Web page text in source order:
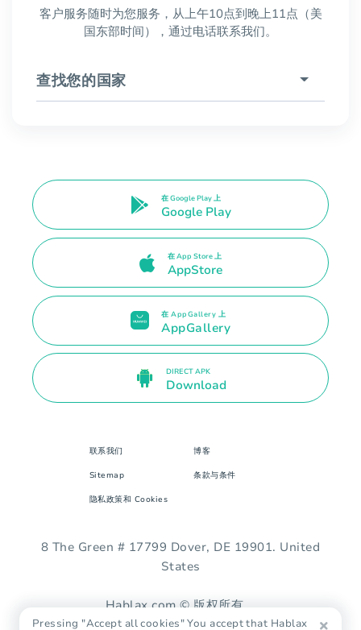
客户服务随时为您服务，从上午10点到晚上11点（美
国东部时间），通过电话联系我们。
查找您的国家
在 Google Play 上
Google Play
在 App Store 上
AppStore
在 AppGallery 上
AppGallery
DIRECT APK
Download
联系我们 博客
Sitemap 条款与条件
隐私政策和 Cookies
8 The Green # 17799 Dover, DE 19901. United
States
Hablax.com © 版权所有。
Pressing "Accept all cookies" You accept that Hablax